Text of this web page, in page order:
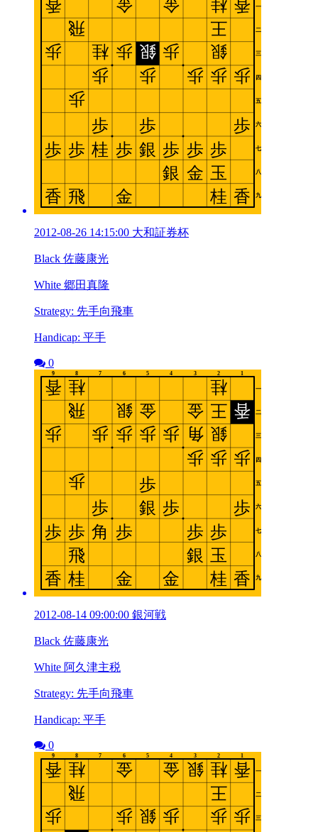
2012-08-26 14:15:00 大和証券杯
Black 佐藤康光
White 郷田真隆
Strategy: 先手向飛車
Handicap: 平手
0
2012-08-14 09:00:00 銀河戦
Black 佐藤康光
White 阿久津主税
Strategy: 先手向飛車
Handicap: 平手
0